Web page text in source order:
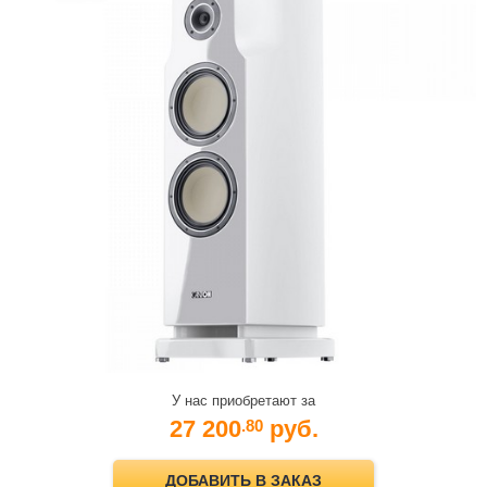
У нас приобретают за
27 200.80 руб.
ДОБАВИТЬ В ЗАКАЗ